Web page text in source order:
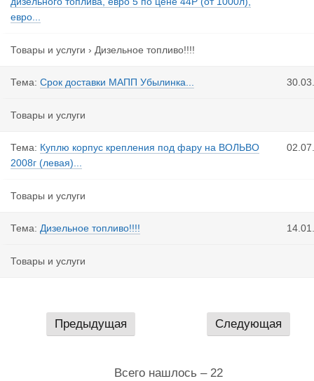
евро...
Товары и услуги › Дизельное топливо!!!!
Тема: Срок доставки МАПП Убылинка...
Товары и услуги
Тема: Куплю корпус крепления под фару на ВОЛЬВО
2008г (левая)...
Товары и услуги
Тема: Дизельное топливо!!!!
Товары и услуги
Предыдущая Следующая
Всего нашлось – 22